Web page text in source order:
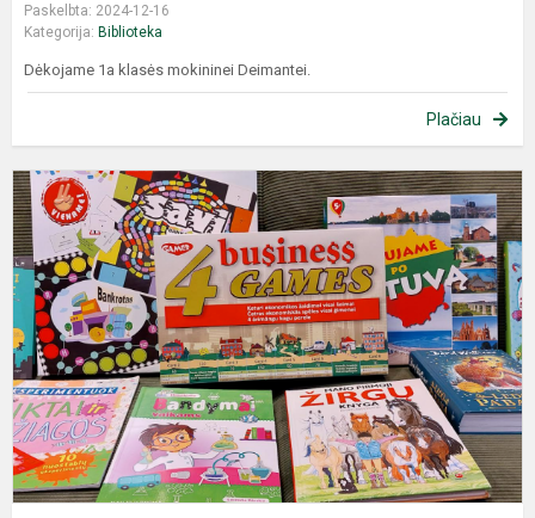
Paskelbta: 2024-12-16
Kategorija: Biblioteka
Dėkojame 1a klasės mokininei Deimantei.
Plačiau